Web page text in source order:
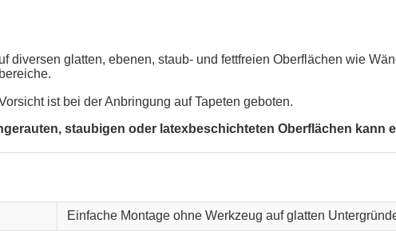
glatten, ebenen, staub- und fettfreien Oberflächen wie
ist bei der Anbringung auf Tapeten geboten.
staubigen oder latexbeschichteten Oberflächen
Einfache Montage ohne Werkzeug auf glatten